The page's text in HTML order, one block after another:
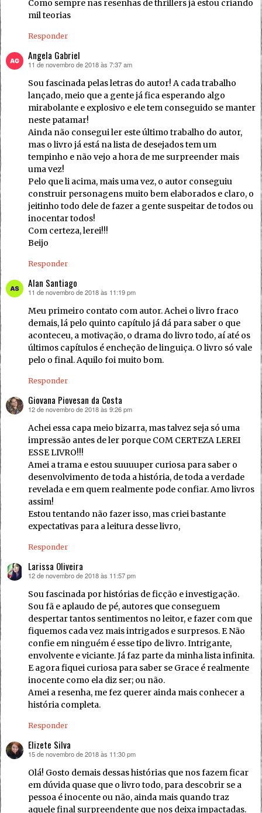
Como sempre nas resenhas de thrillers já estou criando
mil teorias
Responder
Angela Gabriel
disse:
11 de novembro de 2018 às 7:37 am
Sou fascinada pelas letras do autor! A cada trabalho
lançado, meio que a gente já fica esperando algo
mirabolante e explosivo e ele tem conseguido se manter
neste patamar!
Ainda não consegui ler este último trabalho do autor,
mas o livro já está na lista de desejados tem um
tempinho e não vejo a hora de me surpreender mais
uma vez!
Pelo que li acima, mais uma vez, o autor conseguiu
construir personagens muito bem elaborados e claro, o
jeitinho todo dele de fazer a gente suspeitar de todos ou
inocentar todos!
Com certeza, lerei!!!
Beijo
Responder
Alan Santiago
disse:
11 de novembro de 2018 às 11:19 pm
Meu primeiro contato com autor. Achei o livro fraco
demais, lá pelo quinto capítulo já dá para saber o que
aconteceu, a motivação, o drama do livro todo, aí até os
últimos capítulos é encheção de linguiça. O livro só vale
pelo o final. Aquilo foi muito bom.
Responder
Giovana Piovesan da Costa
disse:
12 de novembro de 2018 às 9:26 pm
Achei essa capa meio bizarra, mas talvez seja só uma
impressão antes de ler porque COM CERTEZA LEREI
ESSE LIVRO!!!
Amei a trama e estou suuuuper curiosa para saber o
desenvolvimento de toda a história, de toda a verdade
revelada e em quem realmente pode confiar. Amo livros
assim!
Estou tentando não fazer isso, mas criei bastante
expectativas para a leitura desse livro,
Responder
Larissa Oliveira
disse:
12 de novembro de 2018 às 11:57 pm
Sou fascinada por histórias de ficção e investigação.
Sou fã e aplaudo de pé, autores que conseguem
despertar tantos sentimentos no leitor, e fazer com que
fiquemos cada vez mais intrigados e surpresos. E Não
confie em ninguém é esse tipo de livro. Intrigante,
envolvente e viciante. Já faz parte da minha lista infinita.
E agora fiquei curiosa para saber se Grace é realmente
inocente como ela diz ser; ou não.
Amei a resenha, me fez querer ainda mais conhecer a
história completa.
Responder
Elizete Silva
disse:
15 de novembro de 2018 às 11:30 pm
Olá! Gosto demais dessas histórias que nos fazem ficar
em dúvida quase que o livro todo, para descobrir se a
pessoa é inocente ou não, ainda mais quando traz
aquele final surpreendente que nos deixa impactadas.